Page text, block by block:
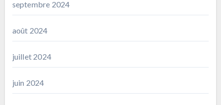
septembre 2024
août 2024
juillet 2024
juin 2024